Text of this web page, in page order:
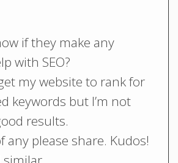
if they make any
with SEO?
my website to rank for
keywords but I’m not
results.
any please share. Kudos!